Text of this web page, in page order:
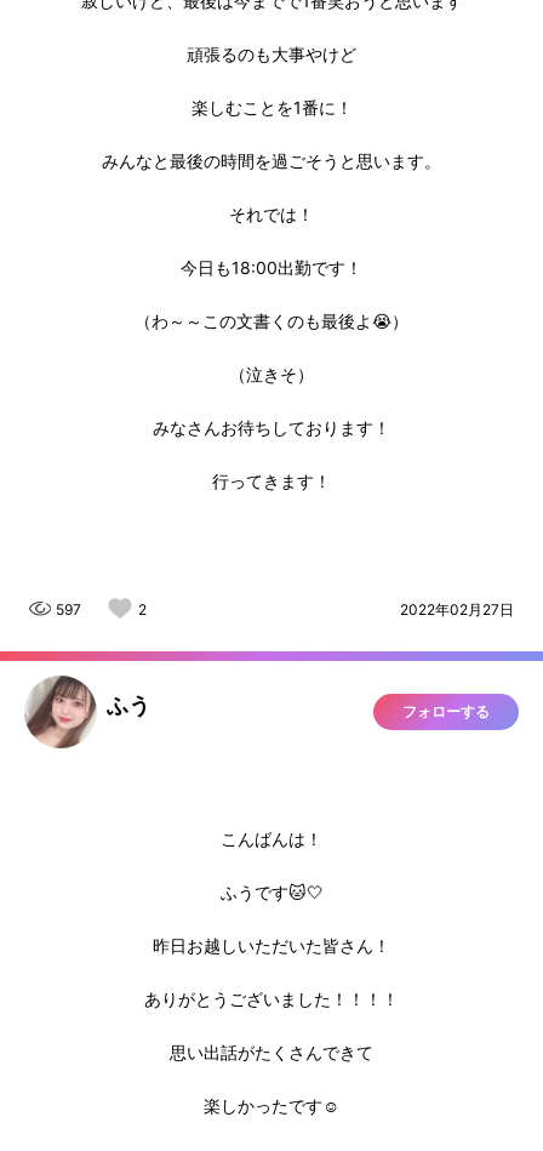
頑張るのも大事やけど
楽しむことを1番に！
みんなと最後の時間を過ごそうと思います。
それでは！
今日も18:00出勤です！
（わ～～この文書くのも最後よ😭）
（泣きそ）
みなさんお待ちしております！
行ってきます！
597 2 2022年02月27日
ふう フォローする
こんばんは！
ふうです🐱🤍
昨日お越しいただいた皆さん！
ありがとうございました！！！！
思い出話がたくさんできて
楽しかったです☺️